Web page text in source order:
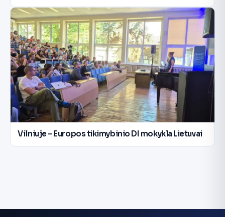
Vilniuje – Europos tikimybinio DI mokykla Lietuvai